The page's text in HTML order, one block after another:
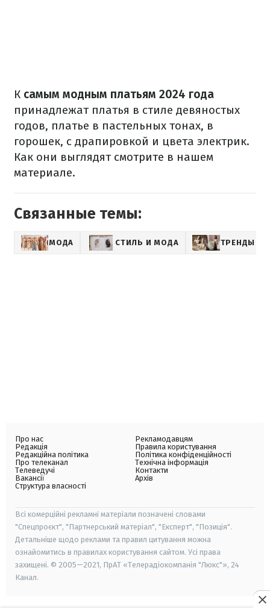
К самым модным платьям 2024 года
принадлежат платья в стиле девяностых
годов, платье в пастельных тонах, в
горошек, с драпировкой и цвета электрик.
Как они выглядят смотрите в нашем
материале.
Связанные темы:
МОДА СТИЛЬ И МОДА ТРЕНДЫ
Про нас
Редакція
Редакційна політика
Про телеканал
Телеведучі
Вакансії
Структура власності
Рекламодавцям
Правила користування
Політика конфіденційності
Технічна інформація
Контакти
Архів
Всі комерційні рекламні матеріали позначені словами
"Спецпроєкт", "Партнерський матеріал", "Експерт", "Позиція".
Детальніше щодо реклами та правил цитування можна
ознайомитись в правилах користування сайтом. Усі права
захищені. © 2005—2021, ПрАТ «Телерадіокомпанія "Люкс"», 24
Канал.